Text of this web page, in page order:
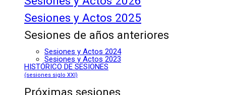
Sesiones y Actos 2025
Sesiones de años anteriores
Sesiones y Actos 2024
Sesiones y Actos 2023
HISTÓRICO DE SESIONES
(sesiones siglo XXI)
Próximas sesiones